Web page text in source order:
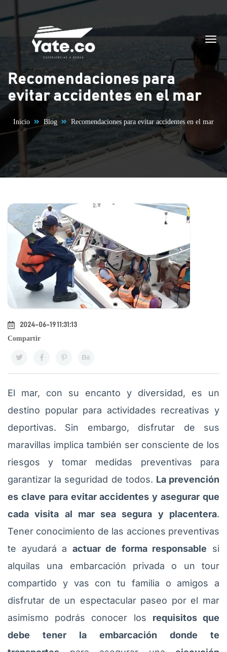
Saltar al contenido
Recomendaciones para
evitar accidentes en el mar
Inicio Blog Recomendaciones para evitar accidentes en el mar
2024-06-19 11:31:13
Compartir
El mar, con su encanto y diversidad, es un
destino popular para actividades recreativas y
deportivas. Sin embargo, disfrutar de sus
maravillas implica también ser consciente de los
riesgos y tomar medidas preventivas para
garantizar la seguridad de todos. La prevención
es clave para evitar accidentes y asegurar que
cada visita al mar sea segura y placentera.
Tener conocimiento de las acciones preventivas
te ayudará a actuar de forma responsable si
alquilas una embarcación privada o un tour
compartido y vas con tu familia o amigos a
disfrutar de un espectacular paseo por el mar
asimismo podrás conocer los requisitos que
debe tener la embarcación donde te